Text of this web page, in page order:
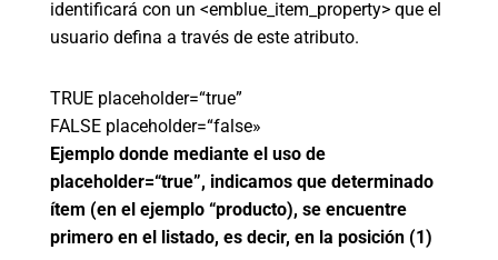
identificará con un <emblue_item_property> que el
usuario defina a través de este atributo.
TRUE placeholder=“true”
FALSE placeholder=“false»
Ejemplo donde mediante el uso de
placeholder=“true”, indicamos que determinado
ítem (en el ejemplo “producto), se encuentre
primero en el listado, es decir, en la posición (1)